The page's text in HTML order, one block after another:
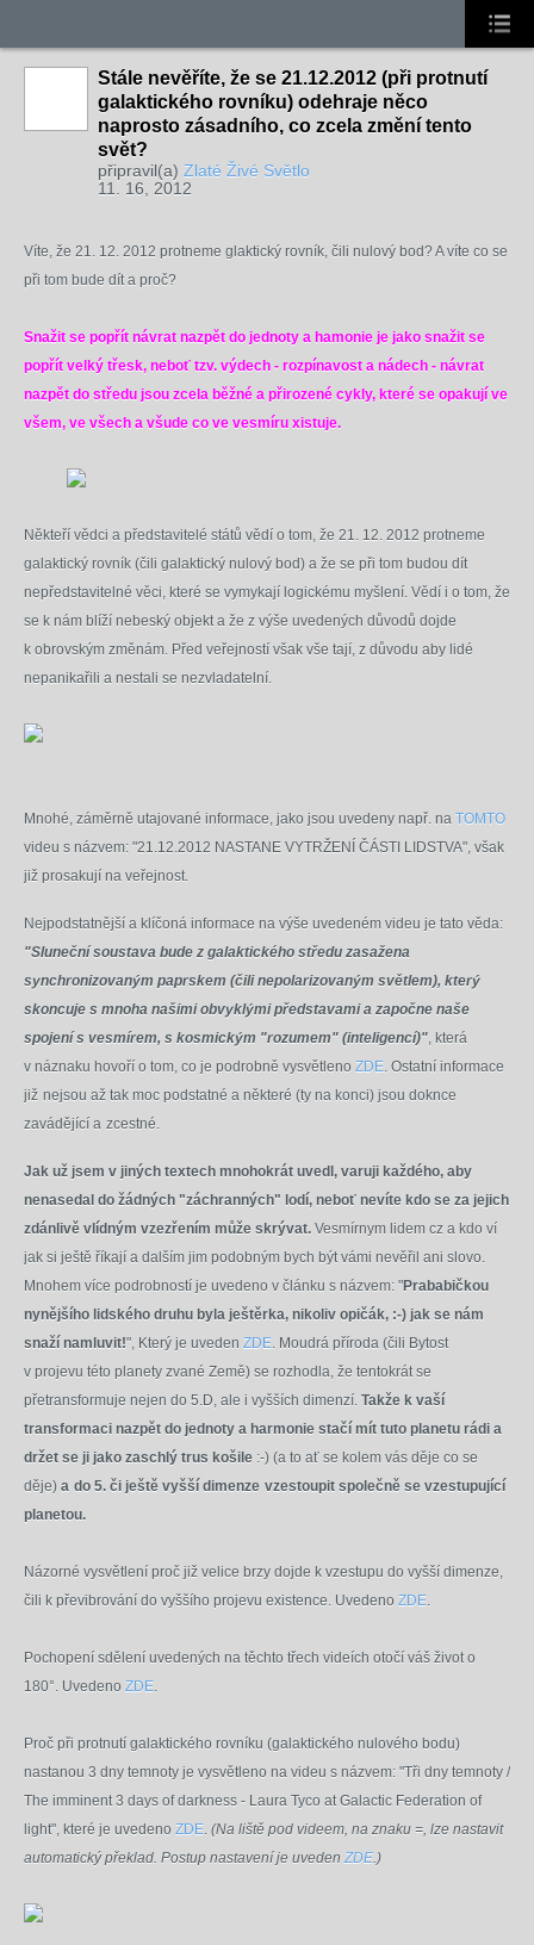
Stále nevěříte, že se 21.12.2012 (při protnutí
galaktického rovníku) odehraje něco
naprosto zásadního, co zcela změní tento
svět?
připravil(a) Zlaté Živé Světlo
11. 16, 2012
Víte, že 21. 12. 2012 protneme glaktický rovník, čili nulový bod? A víte co se
při tom bude dít a proč?
Snažit se popřít návrat nazpět do jednoty a hamonie je jako snažit se
popřít velký třesk, neboť tzv. výdech - rozpínavost a nádech - návrat
nazpět do středu jsou zcela běžné a přirozené cykly, které se opakují ve
všem, ve všech a všude co ve vesmíru xistuje.
Někteří vědci a představitelé států vědí o tom, že 21. 12. 2012 protneme
galaktický rovník (čili galaktický nulový bod) a že se při tom budou dít
nepředstavitelné věci, které se vymykají logickému myšlení. Vědí i o tom, že
se k nám blíží nebeský objekt a že z výše uvedených důvodů dojde
k obrovským změnám. Před veřejností však vše tají, z důvodu aby lidé
nepanikařili a nestali se nezvladatelní.
Mnohé, záměrně utajované informace, jako jsou uvedeny např. na TOMTO
videu s názvem: "21.12.2012 NASTANE VYTRŽENÍ ČÁSTI LIDSTVA", však
již prosakují na veřejnost.
Nejpodstatnější a klíčoná informace na výše uvedeném videu je tato věda:
"Sluneční soustava bude z galaktického středu zasažena
synchronizovaným paprskem (čili nepolarizovaným světlem), který
skoncuje s mnoha našimi obvyklými představami a započne naše
spojení s vesmírem, s kosmickým "rozumem" (inteligencí)", která
v náznaku hovoří o tom, co je podrobně vysvětleno ZDE. Ostatní informace
již nejsou až tak moc podstatné a některé (ty na konci) jsou doknce
zavádějící a zcestné.
Jak už jsem v jiných textech mnohokrát uvedl, varuji každého, aby
nenasedal do žádných "záchranných" lodí, neboť nevíte kdo se za jejich
zdánlivě vlídným vzezřením může skrývat. Vesmírnym lidem cz a kdo ví
jak si ještě říkají a dalším jim podobným bych být vámi nevěřil ani slovo.
Mnohem více podrobností je uvedeno v článku s názvem: "Prababičkou
nynějšího lidského druhu byla ještěrka, nikoliv opičák, :-) jak se nám
snaží namluvit!", Který je uveden ZDE. Moudrá příroda (čili Bytost
v projevu této planety zvané Země) se rozhodla, že tentokrát se
přetransformuje nejen do 5.D, ale i vyšších dimenzí. Takže k vaší
transformaci nazpět do jednoty a harmonie stačí mít tuto planetu rádi a
držet se ji jako zaschlý trus košile :-) (a to ať se kolem vás děje co se
děje) a do 5. či ještě vyšší dimenze vzestoupit společně se vzestupující
planetou.
Názorné vysvětlení proč již velice brzy dojde k vzestupu do vyšší dimenze,
čili k převibrování do vyššího projevu existence. Uvedeno ZDE.
Pochopení sdělení uvedených na těchto třech videích otočí váš život o
180°. Uvedeno ZDE.
Proč při protnutí galaktického rovníku (galaktického nulového bodu)
nastanou 3 dny temnoty je vysvětleno na videu s názvem: "Tři dny temnoty /
The imminent 3 days of darkness - Laura Tyco at Galactic Federation of
light", které je uvedeno ZDE. (Na liště pod videem, na znaku =, lze nastavit
automatický překlad. Postup nastavení je uveden ZDE.)